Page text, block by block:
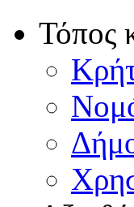
Τόπος